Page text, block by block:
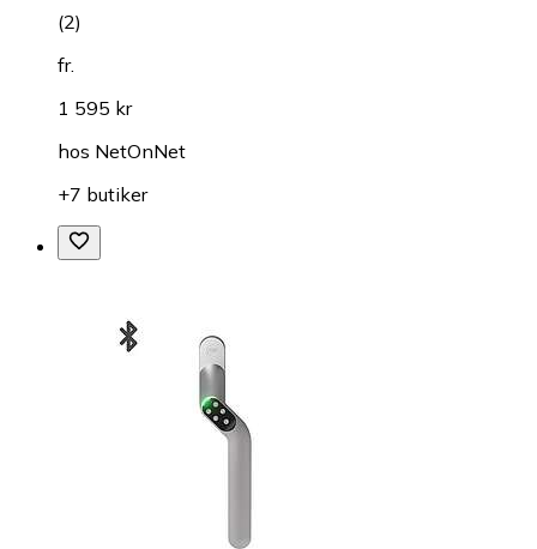
(2)
fr.
1 595 kr
hos NetOnNet
+7 butiker